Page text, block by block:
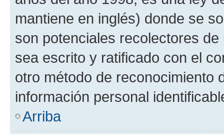
mantiene en inglés) donde se
son potenciales recolectores
sea escrito y ratificado con el
otro método de reconocimiento
información personal
Arriba